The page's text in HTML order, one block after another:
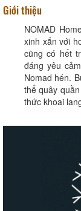
Giới thiệu
NOMAD
xinh xắn với
cũng có hết
đáng yêu
Nomad hén.
thể quây
thức khoai